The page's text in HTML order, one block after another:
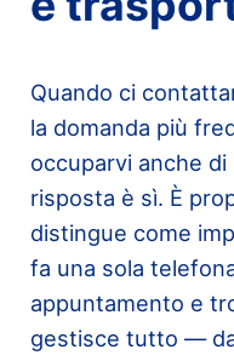
Quando ci
la domanda più
occuparvi anche di
risposta è sì. È
distingue come
fa una sola
appuntamento e
gestisce tutto —